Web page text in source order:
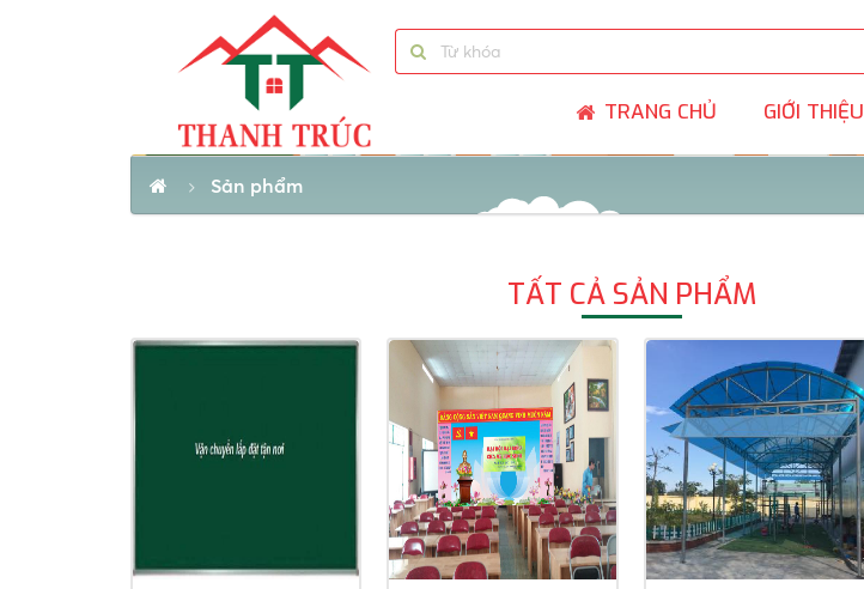
TRANG CHỦ GIỚI THIỆU
Sản phẩm
TẤT CẢ SẢN PHẨM